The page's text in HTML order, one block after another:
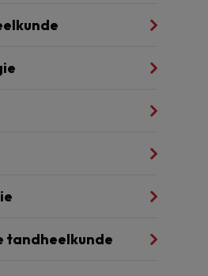
tandheelkunde